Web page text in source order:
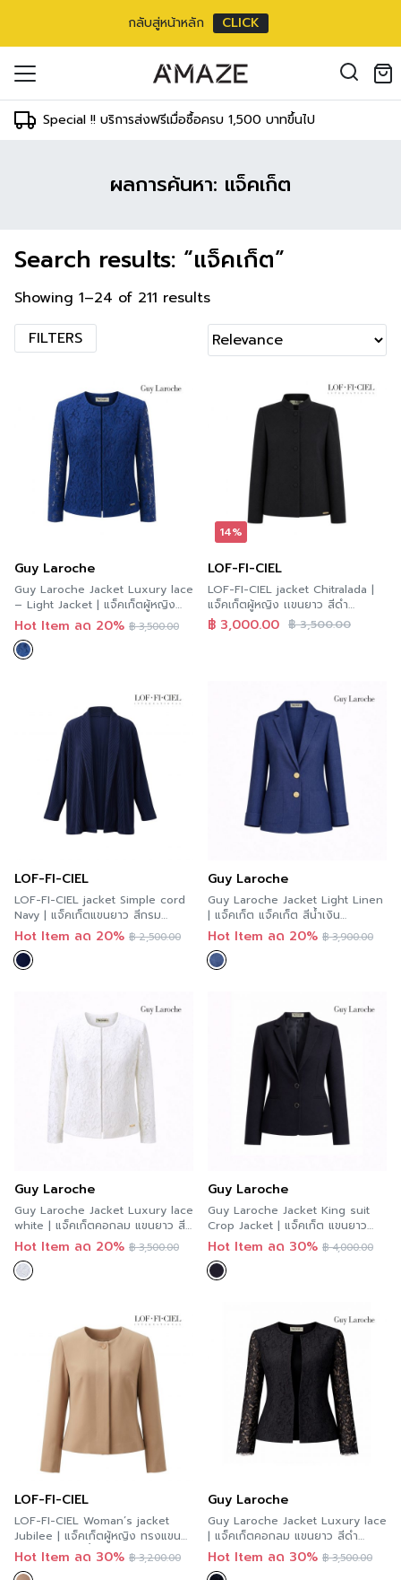
กลับสู่หน้าหลัก CLICK
Special !! บริการส่งฟรีเมื่อซื้อครบ 1,500 บาทขึ้นไป
ผลการค้นหา: แจ็คเก็ต
Search results: “แจ็คเก็ต”
Showing 1–24 of 211 results
FILTERS
Guy Laroche
Guy Laroche Jacket Luxury lace
– Light Jacket | แจ็คเก็ตผู้หญิง
แขนยาว สีกรมท่า GD1LNV
Hot Item ลด 20% ฿3,500.00
14%
LOF-FI-CIEL
LOF-FI-CIEL jacket Chitralada |
แจ็คเก็ตผู้หญิง เเขนยาว สีดำ
F9Z1BL
฿3,500.00
฿ 3,000.00
LOF-FI-CIEL
LOF-FI-CIEL jacket Simple cord
Navy | แจ็คเก็ตแขนยาว สีกรม
F9YSNV
Hot Item ลด 20% ฿2,500.00
Guy Laroche
Guy Laroche Jacket Light Linen
| แจ็คเก็ต แจ็คเก็ต สีน้ำเงิน
GCBBDB
Hot Item ลด 20% ฿3,900.00
Guy Laroche
Guy Laroche Jacket Luxury lace
white | แจ็คเก็ตคอกลม แขนยาว สี
ขาว GCB2WH
Hot Item ลด 20% ฿3,500.00
Guy Laroche
Guy Laroche Jacket King suit
Crop Jacket | แจ็คเก็ต แขนยาว
สีดำ G9ZDBL
Hot Item ลด 30% ฿4,000.00
LOF-FI-CIEL
LOF-FI-CIEL Woman’s jacket
Jubilee | แจ็คเก็ตผู้หญิง ทรงแขน
ยาวสามส่วน สีน้ำตาล F9XZOT
Hot Item ลด 30% ฿3,200.00
Guy Laroche
Guy Laroche Jacket Luxury lace
| แจ็คเก็ตคอกลม แขนยาว สีดำ
GCACBL
Hot Item ลด 30% ฿3,500.00
in the cart.
address*
ข้าสู่ระบบด้วย LINE
คลิกที่นี่เพื่อสมัครสมาชิก